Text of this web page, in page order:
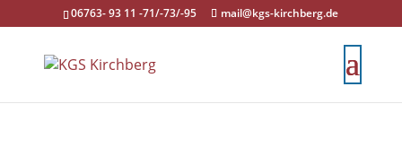
06763- 93 11 -71/-73/-95 mail@kgs-kirchberg.de